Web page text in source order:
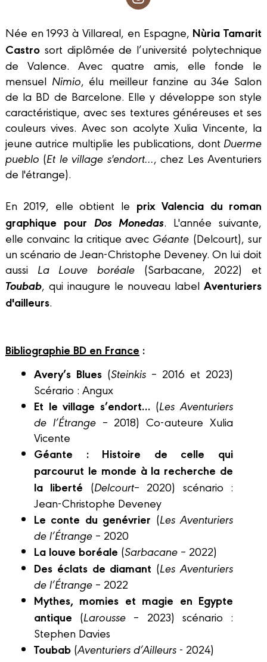
Née en 1993 à Villareal, en Espagne, Nùria Tamarit
Castrosort diplômée de l’université polytechnique
de Valence. Avec quatre amis, elle fonde le
mensuel Nimio, élu meilleur fanzine au 34e Salon
de la BD de Barcelone. Elle y développe son style
caractéristique, avec ses textures généreuses et ses
couleurs vives. Avec son acolyte Xulia Vincente, la
jeune autrice multiplie les publications, dont Duerme
pueblo (Et le village s'endort..., chez Les Aventuriers
de l'étrange).
En 2019, elle obtient le prix Valencia du roman
graphique pour Dos Monedas. L'année suivante,
elle convainc la critique avec Géante (Delcourt), sur
un scénario de Jean-Christophe Deveney. On lui doit
aussi La Louve boréale (Sarbacane, 2022) et
Toubab, qui inaugure le nouveau labelAventuriers
d'ailleurs.
Bibliographie BD en France :
Avery’s Blues(Steinkis– 2016 et 2023)
Scérario : Angux
Et le village s’endort… (Les Aventuriers
de l’Étrange– 2018) Co-auteure Xulia
Vicente
Géante : Histoire de celle qui
parcourut le monde à la recherche de
la liberté (Delcourt– 2020) scénario :
Jean-Christophe Deveney
Le conte du genévrier (Les Aventuriers
de l’Étrange– 2020
La louve boréale (Sarbacane– 2022)
Des éclats de diamant (Les Aventuriers
de l’Étrange– 2022
Mythes, momies et magie en Egypte
antique (Larousse – 2023) scénario :
Stephen Davies
Toubab (Aventuriers d’Ailleurs- 2024)